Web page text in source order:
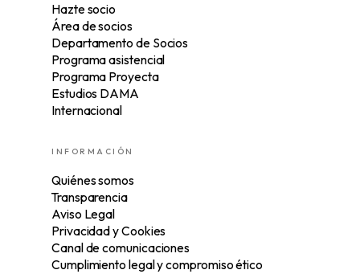
Hazte socio
Área de socios
Departamento de Socios
Programa asistencial
Programa Proyecta
Estudios DAMA
Internacional
INFORMACIÓN
Quiénes somos
Transparencia
Aviso Legal
Privacidad y Cookies
Canal de comunicaciones
Cumplimiento legal y compromiso ético